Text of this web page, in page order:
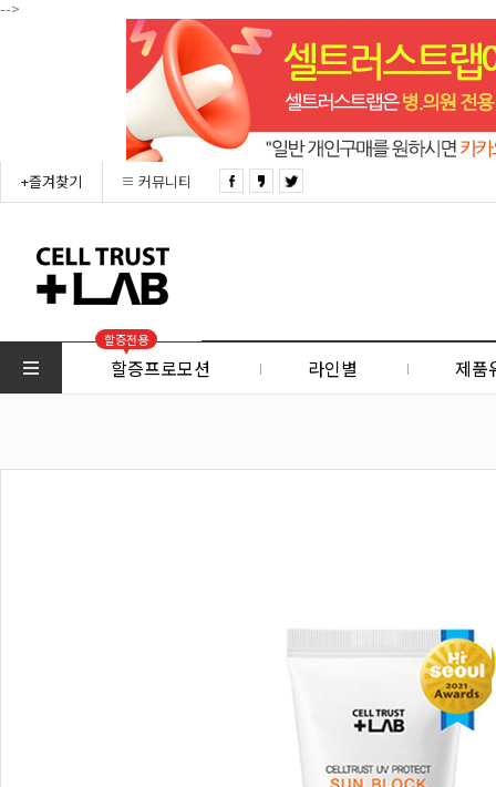
-->
+즐겨찾기 커뮤니티
할증전용
할증프로모션 라인별 제품